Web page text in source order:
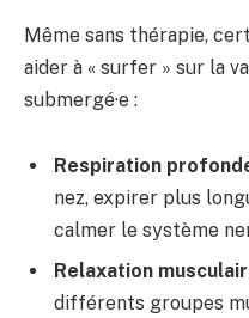
Même sans thérapie,
aider à « surfer » sur la
submergé·e :
Respiration
nez, expirer plus
calmer le système
Relaxation
différents groupes